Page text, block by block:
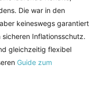
Die war in den
keineswegs garantiert
Inflationsschutz.
gleichzeitig flexibel
Guide zum